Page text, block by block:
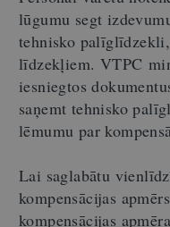
lūgumu segt
tehnisko
līdzekļiem. VTPC
iesniegtos
saņemt tehnisko
lēmumu par
Lai saglabātu
kompensācijas
kompensācijas